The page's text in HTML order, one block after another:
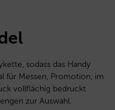
sodass das Handy
für Messen, Promotion, im
vollflächig bedruckt
zur Auswahl.